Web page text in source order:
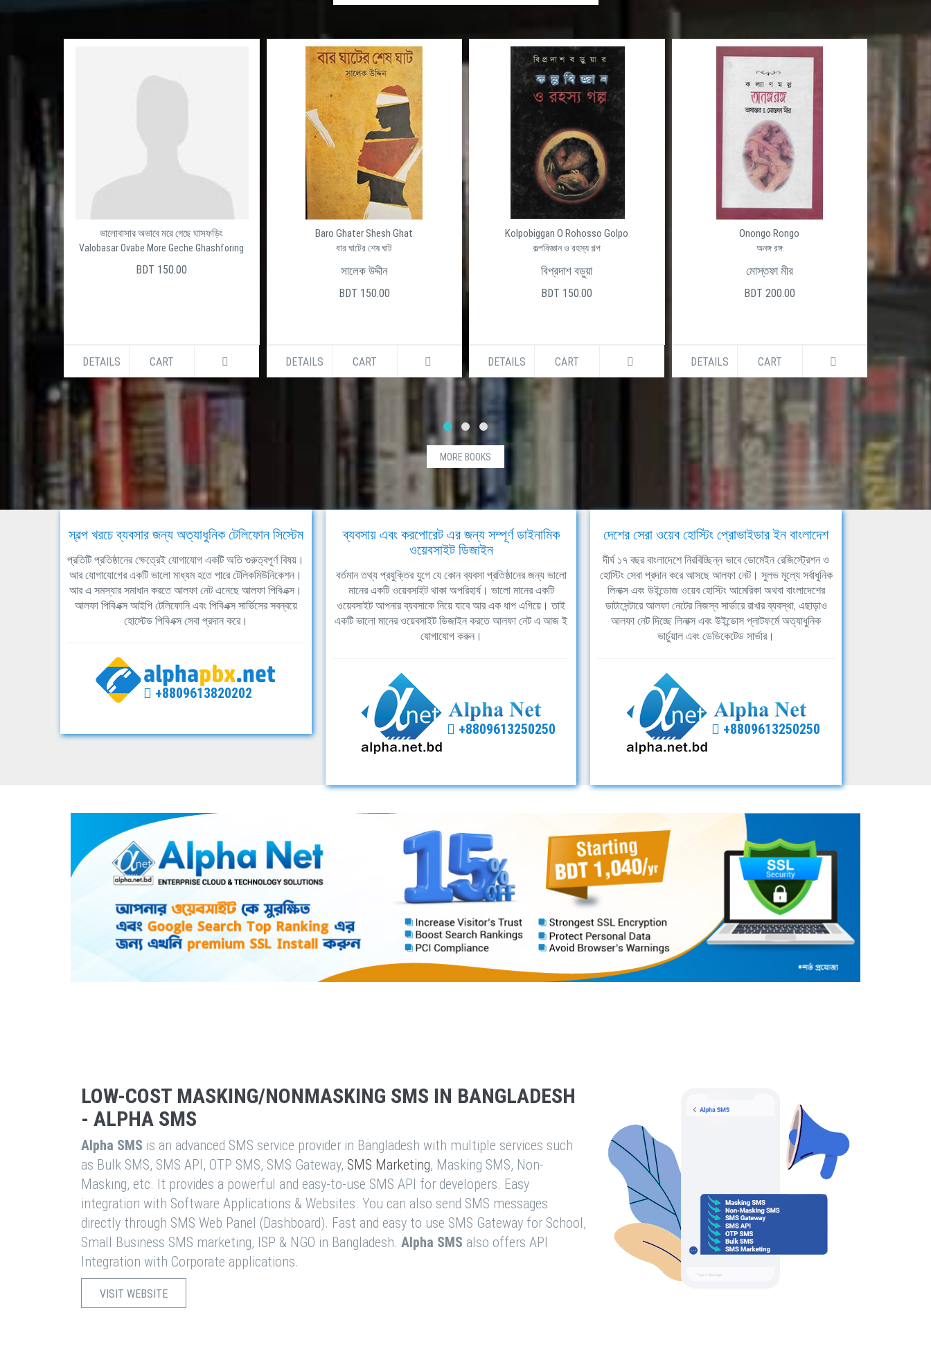
ভালোবাসার অভাবে মরে গেছে ঘাসফড়িং
Valobasar Ovabe More Geche Ghashforing
BDT 150.00
DETAILS CART
Baro Ghater Shesh Ghat
বার ঘাটের শেষ ঘাট
সালেক উদ্দীন
BDT 150.00
DETAILS CART
Kolpobiggan O Rohosso Golpo
কল্পবিজ্ঞান ও রহস্য গল্প
বিপ্রদাশ বড়ুয়া
BDT 150.00
DETAILS CART
Onongo Rongo
অনঙ্গ রঙ্গ
মোস্তফা মীর
BDT 200.00
DETAILS CART
MORE BOOKS
স্বল্প খরচে ব্যবসার জন্য অত্যাধুনিক টেলিফোন সিস্টেম
প্রতিটি প্রতিষ্ঠানের ক্ষেত্রেই যোগাযোগ একটি অতি গুরুত্বপূর্ণ বিষয়।
আর যোগাযোগের একটি ভালো মাধ্যম হতে পারে টেলিকমিউনিকেশন।
আর এ সমস্যার সমাধান করতে আলফা নেট এনেছে আলফা পিবিএক্স।
আলফা পিবিএক্স আইপি টেলিফোনি এবং পিবিএক্স সার্ভিসের সবন্বয়ে
হোস্টেড পিবিএক্স সেবা প্রদান করে।
+8809613820202
ব্যবসায় এবং করপোরেট এর জন্য সম্পূর্ণ ডাইনামিক
ওয়েবসাইট ডিজাইন
বর্তমান তথ্য প্রযুক্তির যুগে যে কোন ব্যবসা প্রতিষ্ঠানের জন্য ভালো
মানের একটি ওয়েবসাইট থাকা অপরিহার্য। ভালো মানের একটি
ওয়েবসাইট আপনার ব্যবসাকে নিয়ে যাবে আর এক ধাপ এগিয়ে। তাই
একটি ভালো মানের ওয়েবসাইট ডিজাইন করতে আলফা নেট এ আজ ই
যোগাযোগ করুন।
+8809613250250
দেশের সেরা ওয়েব হোস্টিং প্রোভাইডার ইন বাংলাদেশ
দীর্ঘ ১৭ বছর বাংলাদেশে নিরবিচ্ছিন্ন ভাবে ডোমেইন রেজিস্ট্রেশন ও
হোস্টিং সেবা প্রদান করে আসছে আলফা নেট। সুলভ মূল্যে সর্বাধুনিক
লিনাক্স এবং উইন্ডোজ ওয়েব হোস্টিং আমেরিকা অথবা বাংলাদেশের
ডাটাসেন্টারে আলফা নেটের নিজস্ব সার্ভারে রাখার ব্যবস্থা, এছাড়াও
আলফা নেট দিচ্ছে লিনাক্স এবং উইন্ডোস প্লাটফর্মে অত্যাধুনিক
ভার্চুয়াল এবং ডেডিকেটেড সার্ভার।
+8809613250250
LOW-COST MASKING/NONMASKING SMS IN BANGLADESH
- ALPHA SMS
Alpha SMS is an advanced SMS service provider in Bangladesh with multiple services such
as Bulk SMS, SMS API, OTP SMS, SMS Gateway, SMS Marketing, Masking SMS, Non-
Masking, etc. It provides a powerful and easy-to-use SMS API for developers. Easy
integration with Software Applications & Websites. You can also send SMS messages
directly through SMS Web Panel (Dashboard). Fast and easy to use SMS Gateway for School,
Small Business SMS marketing, ISP & NGO in Bangladesh. Alpha SMS also offers API
Integration with Corporate applications.
VISIT WEBSITE